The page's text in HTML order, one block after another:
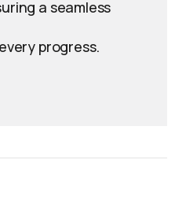
a seamless
progress.